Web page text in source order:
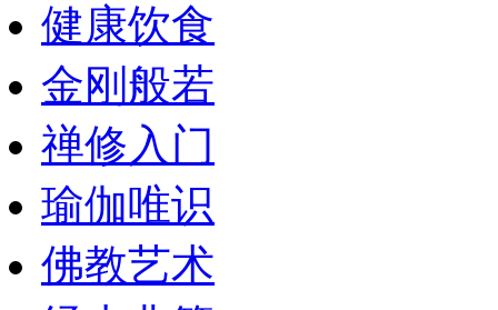
健康饮食
金刚般若
禅修入门
瑜伽唯识
佛教艺术